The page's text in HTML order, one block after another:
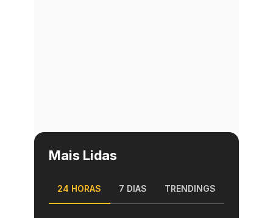
Mais Lidas
24 HORAS 7 DIAS TRENDINGS